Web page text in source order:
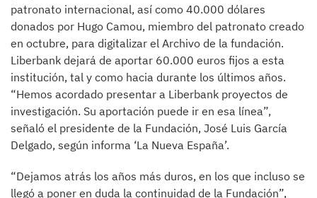
patronato internacional, así como 40.000 dólares
donados por Hugo Camou, miembro del patronato creado
en octubre, para digitalizar el Archivo de la fundación.
Liberbank dejará de aportar 60.000 euros fijos a esta
institución, tal y como hacia durante los últimos años.
“Hemos acordado presentar a Liberbank proyectos de
investigación. Su aportación puede ir en esa línea”,
señaló el presidente de la Fundación, José Luis García
Delgado, según informa ‘La Nueva España’.
“Dejamos atrás los años más duros, en los que incluso se
llegó a poner en duda la continuidad de la Fundación”,